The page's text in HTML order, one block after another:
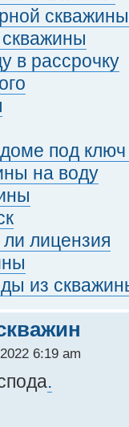
скважины
в рассрочку
под
на воду
лицензия
из
6:19 am
.